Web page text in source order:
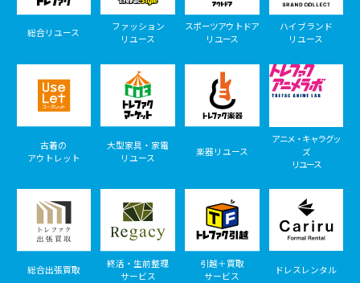
総合リユース
ファッション
リユース
スポーツアウトドア
リユース
ハイブランド
リユース
古着の
アウトレット
大型家具・家電
リユース
楽器リユース
アニメ・キャラグッ
ズ
リユース
総合出張買取
終活・生前整理
サービス
引越＋買取
サービス
ドレスレンタル